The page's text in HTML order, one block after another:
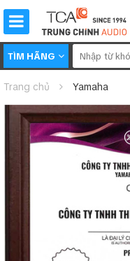
TÌM HÃNG
Trang chủ Yamaha